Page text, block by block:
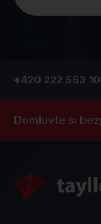
+420 222 553
Domluvte si